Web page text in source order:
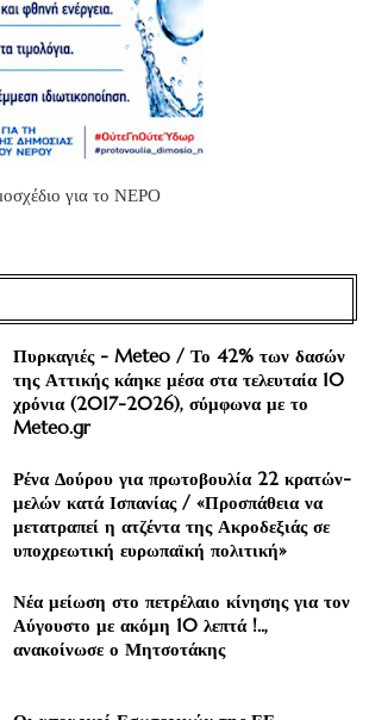
για το ΝΕΡΟ
Πυρκαγιές - Meteo / Το 42% των δασών
της Αττικής κάηκε μέσα στα τελευταία 10
χρόνια (2017-2026), σύμφωνα με το
Meteo.gr
Ρένα Δούρου για πρωτοβουλία 22 κρατών-
μελών κατά Ισπανίας / «Προσπάθεια να
μετατραπεί η ατζέντα της Ακροδεξιάς σε
υποχρεωτική ευρωπαϊκή πολιτική»
Νέα μείωση στο πετρέλαιο κίνησης για τον
Αύγουστο με ακόμη 10 λεπτά !..,
ανακοίνωσε ο Μητσοτάκης